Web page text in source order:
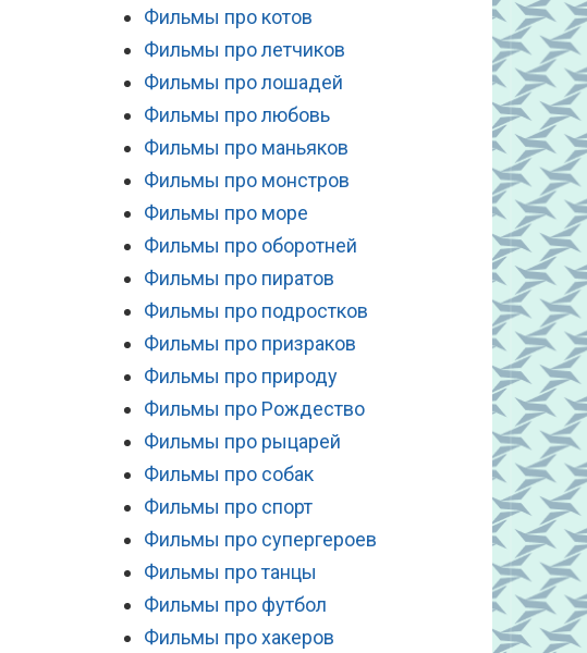
Фильмы про котов
Фильмы про летчиков
Фильмы про лошадей
Фильмы про любовь
Фильмы про маньяков
Фильмы про монстров
Фильмы про море
Фильмы про оборотней
Фильмы про пиратов
Фильмы про подростков
Фильмы про призраков
Фильмы про природу
Фильмы про Рождество
Фильмы про рыцарей
Фильмы про собак
Фильмы про спорт
Фильмы про супергероев
Фильмы про танцы
Фильмы про футбол
Фильмы про хакеров